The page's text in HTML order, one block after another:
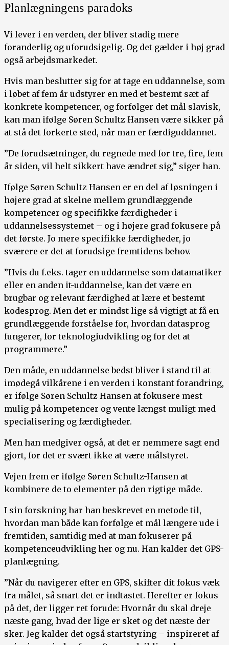
Planlægningens paradoks
Vi lever i en verden, der bliver stadig mere
foranderlig og uforudsigelig. Og det gælder i høj grad
også arbejdsmarkedet.
Hvis man beslutter sig for at tage en uddannelse, som
i løbet af fem år udstyrer en med et bestemt sæt af
konkrete kompetencer, og forfølger det mål slavisk,
kan man ifølge Søren Schultz Hansen være sikker på
at stå det forkerte sted, når man er færdiguddannet.
”De forudsætninger, du regnede med for tre, fire, fem
år siden, vil helt sikkert have ændret sig,” siger han.
Ifølge Søren Schultz Hansen er en del af løsningen i
højere grad at skelne mellem grundlæggende
kompetencer og specifikke færdigheder i
uddannelsessystemet – og i højere grad fokusere på
det første. Jo mere specifikke færdigheder, jo
sværere er det at forudsige fremtidens behov.
”Hvis du f.eks. tager en uddannelse som datamatiker
eller en anden it-uddannelse, kan det være en
brugbar og relevant færdighed at lære et bestemt
kodesprog. Men det er mindst lige så vigtigt at få en
grundlæggende forståelse for, hvordan datasprog
fungerer, for teknologiudvikling og for det at
programmere.”
Den måde, en uddannelse bedst bliver i stand til at
imødegå vilkårene i en verden i konstant forandring,
er ifølge Søren Schultz Hansen at fokusere mest
mulig på kompetencer og vente længst muligt med
specialisering og færdigheder.
Men han medgiver også, at det er nemmere sagt end
gjort, for det er svært ikke at være målstyret.
Vejen frem er ifølge Søren Schultz-Hansen at
kombinere de to elementer på den rigtige måde.
I sin forskning har han beskrevet en metode til,
hvordan man både kan forfølge et mål længere ude i
fremtiden, samtidig med at man fokuserer på
kompetenceudvikling her og nu. Han kalder det GPS-
planlægning.
”Når du navigerer efter en GPS, skifter dit fokus væk
fra målet, så snart det er indtastet. Herefter er fokus
på det, der ligger ret forude: Hvornår du skal dreje
næste gang, hvad der lige er sket og det næste der
sker. Jeg kalder det også startstyring – inspireret af